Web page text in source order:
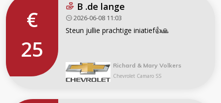
€
25
B .de lange
2026-06-08 11:03
Steun jullie prachtige iniatief👍🙏
Richard & Mary Volkers
Chevrolet Camaro SS